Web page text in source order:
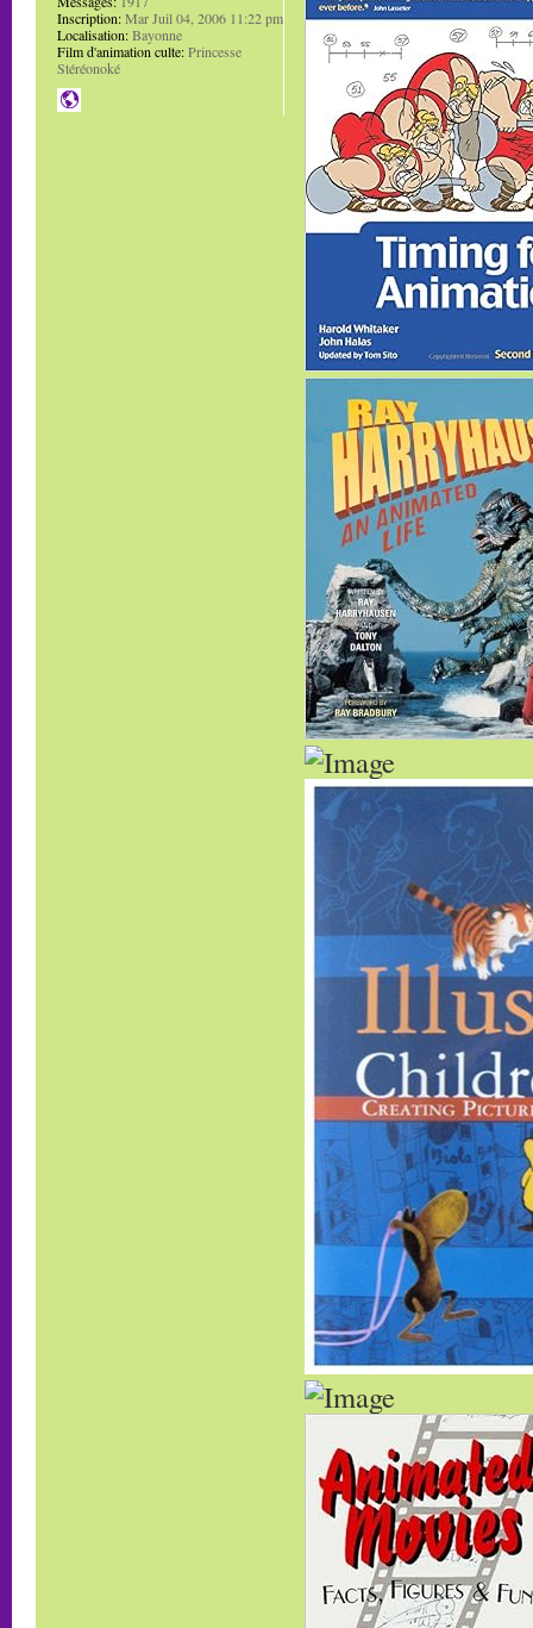
Inscription:Mar Juil 04, 2006 11:22 pm
Localisation:Bayonne
Film d'animation culte:Princesse
Stéréonoké